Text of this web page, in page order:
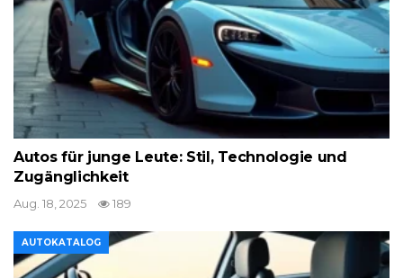
Autos für junge Leute: Stil, Technologie und
Zugänglichkeit
Aug. 18, 2025 189
AUTOKATALOG